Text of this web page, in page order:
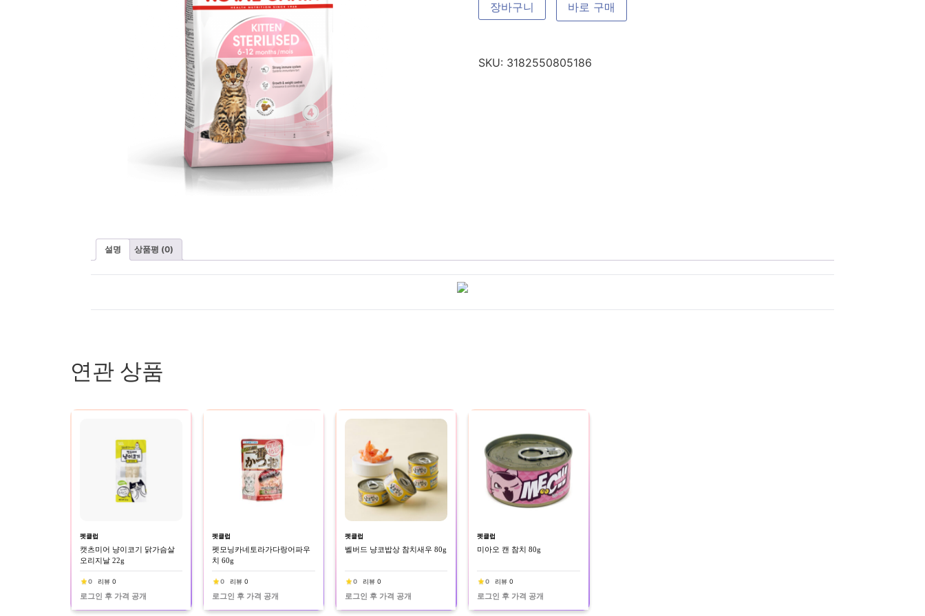
장바구니 바로 구매
SKU: 3182550805186
설명 상품평 (0)
연관 상품
펫클럽
캣츠미어 냥이코기 닭가슴살
오리지날 22g
0 리뷰 0
로그인 후 가격 공개
펫클럽
펫모닝카네토라가다랑어파우
치 60g
0 리뷰 0
로그인 후 가격 공개
펫클럽
벨버드 냥코밥상 참치새우 80g
0 리뷰 0
로그인 후 가격 공개
펫클럽
미아오 캔 참치 80g
0 리뷰 0
로그인 후 가격 공개